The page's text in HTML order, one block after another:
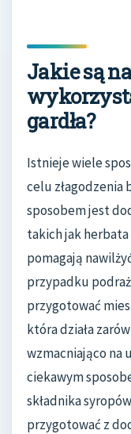
Jakie są
gardła?
Istnieje wiele
celu złagodzenia
sposobem jest
takich jak herbata
pomagają
przypadku
przygotować
która działa
wzmacniająco na
ciekawym
składnika
przygotować z